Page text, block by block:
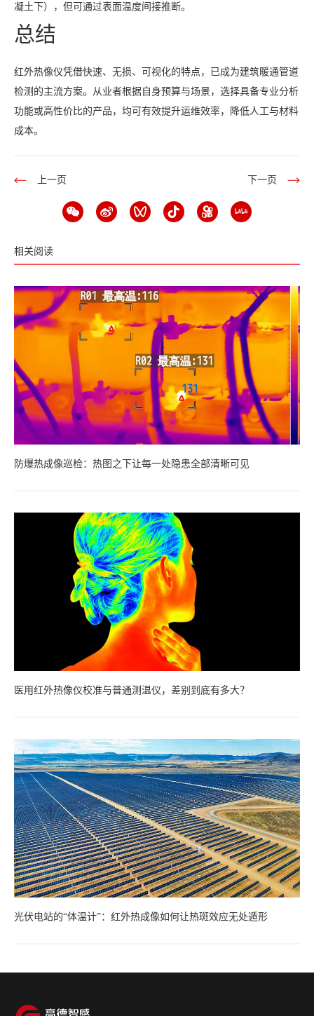
凝土下），但可通过表面温度间接推断。
总结
红外热像仪凭借快速、无损、可视化的特点，已成为建筑暖通管道
检测的主流方案。从业者根据自身预算与场景，选择具备专业分析
功能或高性价比的产品，均可有效提升运维效率，降低人工与材料
成本。
上一页 下一页
相关阅读
防爆热成像巡检：热图之下让每一处隐患全部清晰可见
医用红外热像仪校准与普通测温仪，差别到底有多大？
光伏电站的“体温计”：红外热成像如何让热斑效应无处遁形